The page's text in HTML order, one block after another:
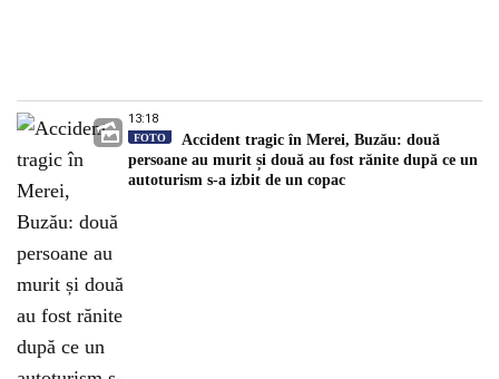
13:18
FOTO
Accident tragic în Merei, Buzău: două
persoane au murit și două au fost rănite după ce un
autoturism s-a izbit de un copac